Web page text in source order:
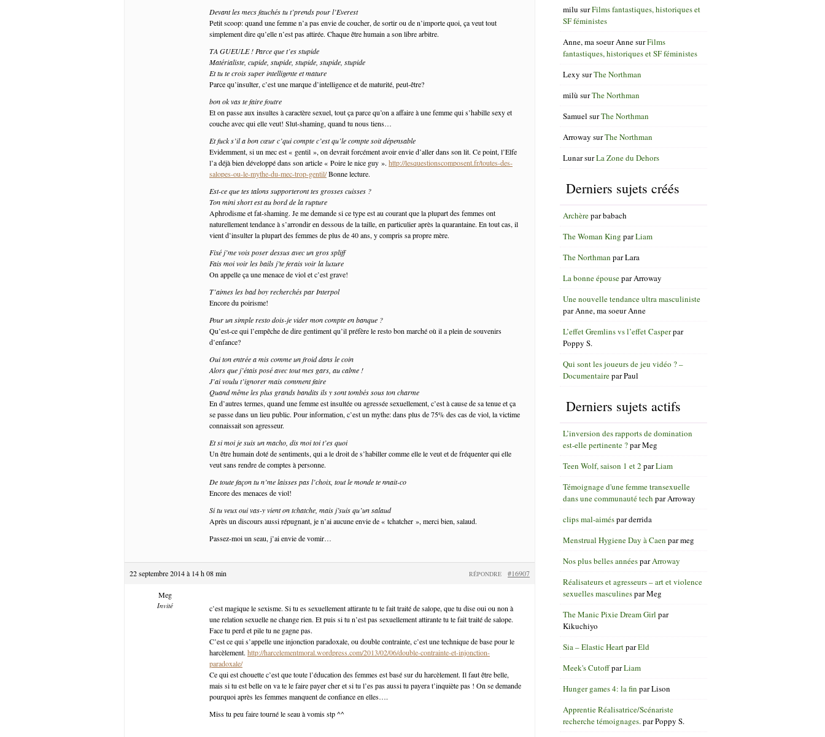
Devant les mecs fauchés tu t’prends pour l’Everest
Petit scoop: quand une femme n’a pas envie de coucher, de sortir ou de n’importe quoi, ça veut tout
simplement dire qu’elle n’est pas attirée. Chaque être humain a son libre arbitre.
TA GUEULE ! Parce que t’es stupide
Matérialiste, cupide, stupide, stupide, stupide, stupide
Et tu te crois super intelligente et mature
Parce qu’insulter, c’est une marque d’intelligence et de maturité, peut-être?
bon ok vas te faire foutre
Et on passe aux insultes à caractère sexuel, tout ça parce qu’on a affaire à une femme qui s’habille sexy et
couche avec qui elle veut! Slut-shaming, quand tu nous tiens…
Et fuck s’il a bon cœur c’qui compte c’est qu’le compte soit dépensable
Evidemment, si un mec est « gentil », on devrait forcément avoir envie d’aller dans son lit. Ce point, l’Elfe
l’a déjà bien développé dans son article « Poire le nice guy ». http://lesquestionscomposent.fr/toutes-des-
salopes-ou-le-mythe-du-mec-trop-gentil/Bonne lecture.
Est-ce que tes talons supporteront tes grosses cuisses ?
Ton mini short est au bord de la rupture
Aphrodisme et fat-shaming. Je me demande si ce type est au courant que la plupart des femmes ont
naturellement tendance à s’arrondir en dessous de la taille, en particulier après la quarantaine. En tout cas, il
vient d’insulter la plupart des femmes de plus de 40 ans, y compris sa propre mère.
Fixé j’me vois poser dessus avec un gros spliff
Fais moi voir les bails j’te ferais voir la luxure
On appelle ça une menace de viol et c’est grave!
T’aimes les bad boy recherchés par Interpol
Encore du poirisme!
Pour un simple resto dois-je vider mon compte en banque ?
Qu’est-ce qui l’empêche de dire gentiment qu’il préfère le resto bon marché où il a plein de souvenirs
d’enfance?
Oui ton entrée a mis comme un froid dans le coin
Alors que j’étais posé avec tout mes gars, au calme !
J’ai voulu t’ignorer mais comment faire
Quand même les plus grands bandits ils y sont tombés sous ton charme
En d’autres termes, quand une femme est insultée ou agressée sexuellement, c’est à cause de sa tenue et ça
se passe dans un lieu public. Pour information, c’est un mythe: dans plus de 75% des cas de viol, la victime
connaissait son agresseur.
Et si moi je suis un macho, dis moi toi t’es quoi
Un être humain doté de sentiments, qui a le droit de s’habiller comme elle le veut et de fréquenter qui elle
veut sans rendre de comptes à personne.
De toute façon tu n’me laisses pas l’choix, tout le monde te nnait-co
Encore des menaces de viol!
Si tu veux oui vas-y vient on tchatche, mais j’suis qu’un salaud
Après un discours aussi répugnant, je n’ai aucune envie de « tchatcher », merci bien, salaud.
Passez-moi un seau, j’ai envie de vomir…
22 septembre 2014 à 14 h 08 min #16907
RÉPONDRE
Meg
Invité
c’est magique le sexisme. Si tu es sexuellement attirante tu te fait traité de salope, que tu dise oui ou non à
une relation sexuelle ne change rien. Et puis si tu n’est pas sexuellement attirante tu te fait traité de salope.
Face tu perd et pile tu ne gagne pas.
C’est ce qui s’appelle une injonction paradoxale, ou double contrainte, c’est une technique de base pour le
harcèlement. http://harcelementmoral.wordpress.com/2013/02/06/double-contrainte-et-injonction-
paradoxale/
Ce qui est chouette c’est que toute l’éducation des femmes est basé sur du harcèlement. Il faut être belle,
mais si tu est belle on va te le faire payer cher et si tu l’es pas aussi tu payera t’inquiète pas ! On se demande
pourquoi après les femmes manquent de confiance en elles….
Miss tu peu faire tourné le seau à vomis stp ^^
milu surFilms fantastiques, historiques et
SF féministes
Anne, ma soeur AnnesurFilms
fantastiques, historiques et SF féministes
Lexy surThe Northman
milù surThe Northman
Samuel surThe Northman
Arroway surThe Northman
LunarsurLa Zone du Dehors
Derniers sujets créés
Archèreparbabach
The Woman King parLiam
The Northman parLara
La bonne épouseparArroway
Une nouvelle tendance ultra masculiniste
parAnne, ma soeur Anne
L’effet Gremlins vs l’effet Casperpar
Poppy S.
Qui sont les joueurs de jeu vidéo ? –
DocumentaireparPaul
Derniers sujets actifs
L’inversion des rapports de domination
est-elle pertinente ?parMeg
Teen Wolf, saison 1 et 2 parLiam
Témoignage d'une femme transexuelle
dans une communauté tech parArroway
clips mal-aimésparderrida
Menstrual Hygiene Day à Caen parmeg
Nos plus belles annéesparArroway
Réalisateurs et agresseurs – art et violence
sexuelles masculinesparMeg
The Manic Pixie Dream Girl par
Kikuchiyo
Sia – Elastic HeartparEld
Meek's CutoffparLiam
Hunger games 4: la fin parLison
Apprentie Réalisatrice/Scénariste
recherche témoignages. parPoppy S.